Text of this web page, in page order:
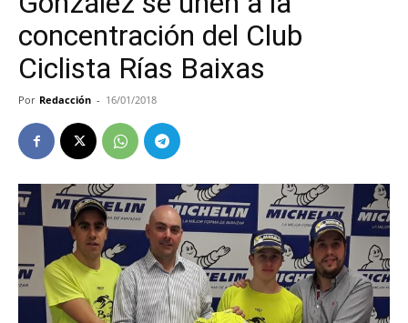
concentración del Club
Ciclista Rías Baixas
Por Redacción - 16/01/2018